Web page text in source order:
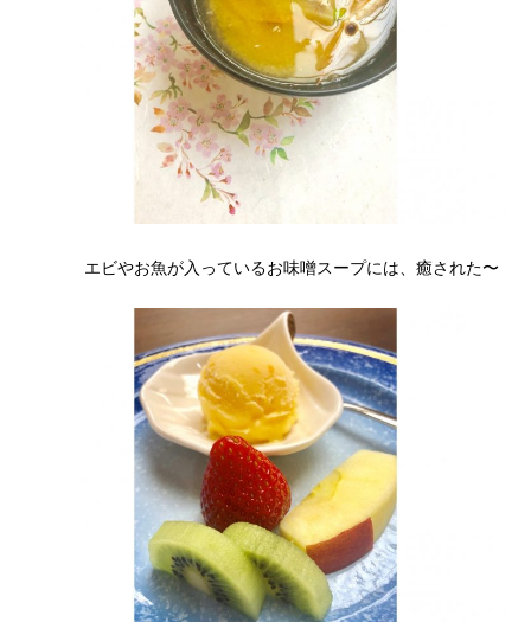
エビやお魚が入っているお味噌スープには、癒された〜